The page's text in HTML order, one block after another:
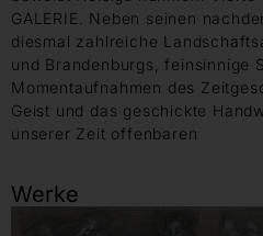
GALERIE. Neben seinen
diesmal zahlreiche
und Brandenburgs, feinsinnige
Momentaufnahmen des
Geist und das geschickte
unserer Zeit offenbaren
Werke